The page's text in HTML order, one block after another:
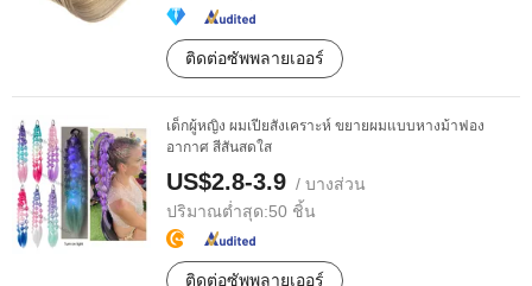
ติดต่อซัพพลายเออร์
เด็กผู้หญิง ผมเปียสังเคราะห์ ขยายผมแบบหางม้าฟอง
อากาศ สีสันสดใส
US$2.8-3.9 / บางส่วน
ปริมาณต่ำสุด:50 ชิ้น
ติดต่อซัพพลายเออร์